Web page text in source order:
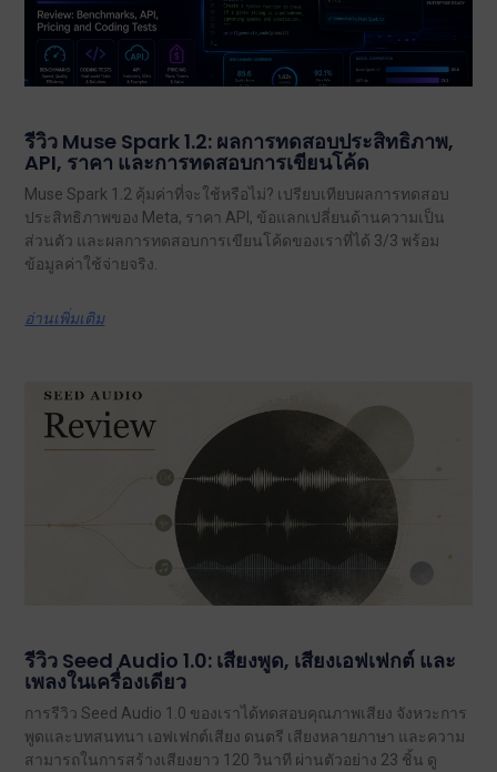
รีวิว Muse Spark 1.2: ผลการทดสอบประสิทธิภาพ,
API, ราคา และการทดสอบการเขียนโค้ด
Muse Spark 1.2 คุ้มค่าที่จะใช้หรือไม่? เปรียบเทียบผลการทดสอบ
ประสิทธิภาพของ Meta, ราคา API, ข้อแลกเปลี่ยนด้านความเป็น
ส่วนตัว และผลการทดสอบการเขียนโค้ดของเราที่ได้ 3/3 พร้อม
ข้อมูลค่าใช้จ่ายจริง.
อ่านเพิ่มเติม
รีวิว Seed Audio 1.0: เสียงพูด, เสียงเอฟเฟกต์ และ
เพลงในเครื่องเดียว
การรีวิว Seed Audio 1.0 ของเราได้ทดสอบคุณภาพเสียง จังหวะการ
พูดและบทสนทนา เอฟเฟกต์เสียง ดนตรี เสียงหลายภาษา และความ
สามารถในการสร้างเสียงยาว 120 วินาที ผ่านตัวอย่าง 23 ชิ้น ดู